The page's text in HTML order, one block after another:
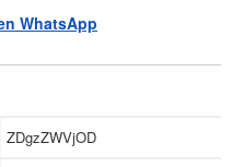
WhatsApp
ZDgzZWVjOD